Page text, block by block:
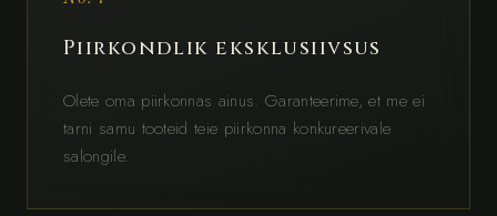
Piirkondlik eksklusiivsus
Olete oma piirkonnas ainus. Garanteerime, et me ei
tarni samu tooteid teie piirkonna konkureerivale
salongile.